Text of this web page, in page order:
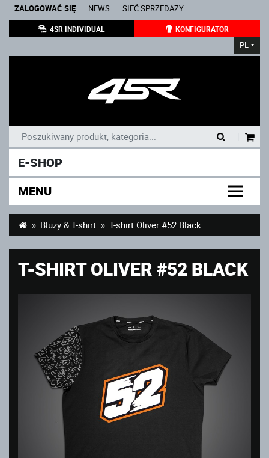
ZALOGOWAĆ SIĘ NEWS SIEĆ SPRZEDAŻY
4SR INDIVIDUAL KONFIGURATOR
PL
E-SHOP
MENU
Bluzy & T-shirt T-shirt Oliver #52 Black
T-SHIRT OLIVER #52 BLACK